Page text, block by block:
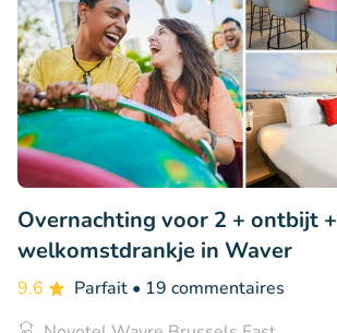
Overnachting voor 2 + ontbijt +
welkomstdrankje in Waver
9.6 Parfait • 19 commentaires